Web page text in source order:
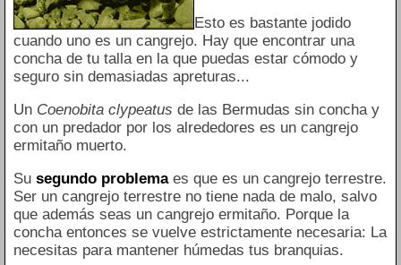
Esto es bastante jodido
cuando uno es un cangrejo. Hay que encontrar una
concha de tu talla en la que puedas estar cómodo y
seguro sin demasiadas apreturas...
Un Coenobita clypeatus de las Bermudas sin concha y
con un predador por los alrededores es un cangrejo
ermitaño muerto.
Su segundo problemaes que es un cangrejo terrestre.
Ser un cangrejo terrestre no tiene nada de malo, salvo
que además seas un cangrejo ermitaño. Porque la
concha entonces se vuelve estrictamente necesaria: La
necesitas para mantener húmedas tus branquias.